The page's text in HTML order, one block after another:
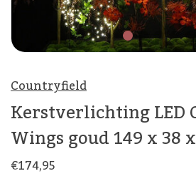
Countryfield
Kerstverlichting LED
Wings goud 149 x 38
€174,95